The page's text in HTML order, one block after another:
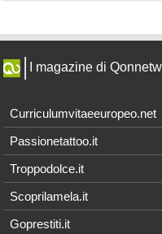
I magazine di
Curriculumvitaeeuropeo.net
Passionetattoo.it
Troppodolce.it
Scoprilamela.it
Goprestiti.it